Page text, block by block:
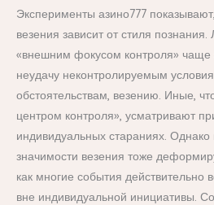
Эксперименты азино777
везения зависит от стиля
«внешним фокусом контроля» чаще
неудачу неконтролируемым
обстоятельствам, везению. Иные,
центром контроля», усматривают
индивидуальных стараниях.
значимости везения тоже
как многие события действительно
вне индивидуальной инициативы.